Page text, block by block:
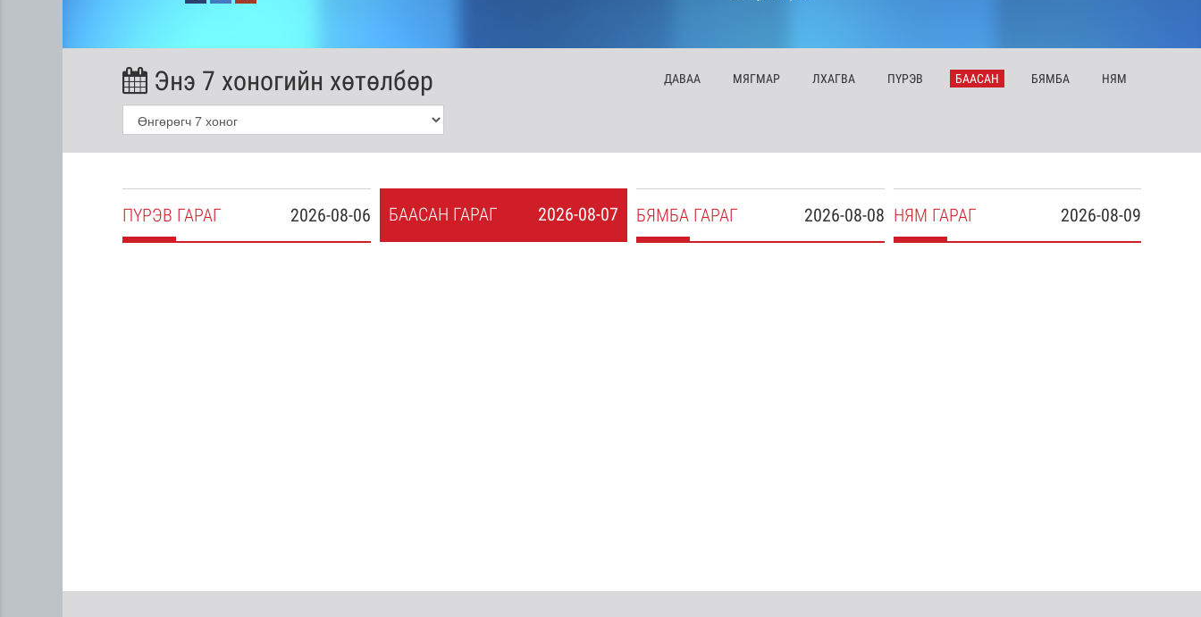
Энэ 7 хоногийн хөтөлбөр ДАВАА МЯГМАР ЛХАГВА ПҮРЭВ БААСАН БЯМБА НЯМ
2026-08-06
ПҮРЭВ ГАРАГ 2026-08-07
БААСАН ГАРАГ 2026-08-08
БЯМБА ГАРАГ 2026-08-09
НЯМ ГАРАГ